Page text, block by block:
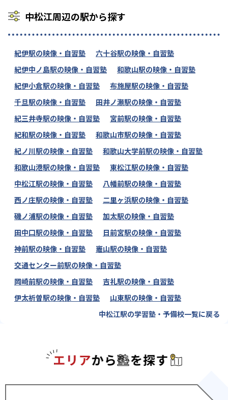
中松江周辺の駅から探す
紀伊駅の映像・自習塾
六十谷駅の映像・自習塾
紀伊中ノ島駅の映像・自習塾
和歌山駅の映像・自習塾
紀伊小倉駅の映像・自習塾
布施屋駅の映像・自習塾
千旦駅の映像・自習塾
田井ノ瀬駅の映像・自習塾
紀三井寺駅の映像・自習塾
宮前駅の映像・自習塾
紀和駅の映像・自習塾
和歌山市駅の映像・自習塾
紀ノ川駅の映像・自習塾
和歌山大学前駅の映像・自習塾
和歌山港駅の映像・自習塾
東松江駅の映像・自習塾
中松江駅の映像・自習塾
八幡前駅の映像・自習塾
西ノ庄駅の映像・自習塾
二里ヶ浜駅の映像・自習塾
磯ノ浦駅の映像・自習塾
加太駅の映像・自習塾
田中口駅の映像・自習塾
日前宮駅の映像・自習塾
神前駅の映像・自習塾
竈山駅の映像・自習塾
交通センター前駅の映像・自習塾
岡崎前駅の映像・自習塾
吉礼駅の映像・自習塾
伊太祈曽駅の映像・自習塾
山東駅の映像・自習塾
中松江駅の学習塾・予備校一覧に戻る